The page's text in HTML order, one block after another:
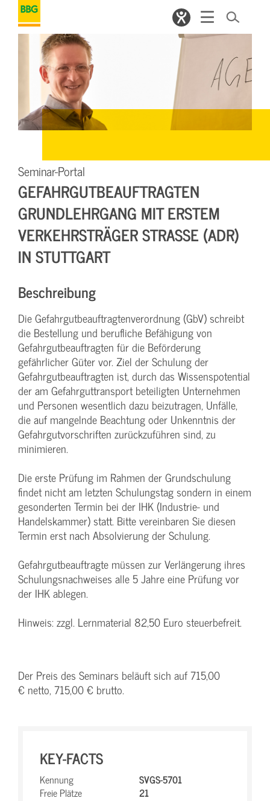
Seminar-Portal
GEFAHRGUTBEAUFTRAGTEN
GRUNDLEHRGANG MIT ERSTEM
VERKEHRSTRÄGER STRASSE (ADR) I
N STUTTGART
Beschreibung
Die Gefahrgutbeauftragtenverordnung (GbV) schreibt
die Bestellung und berufliche Befähigung von
Gefahrgutbeauftragten für die Beförderung
gefährlicher Güter vor. Ziel der Schulung der
Gefahrgutbeauftragten ist, durch das Wissenspotential
der am Gefahrguttransport beteiligten Unternehmen
und Personen wesentlich dazu beizutragen, Unfälle,
die auf mangelnde Beachtung oder Unkenntnis der
Gefahrgutvorschriften zurückzuführen sind, zu
minimieren.
Die erste Prüfung im Rahmen der Grundschulung
findet nicht am letzten Schulungstag sondern in einem
gesonderten Termin bei der IHK (Industrie- und
Handelskammer) statt. Bitte vereinbaren Sie diesen
Termin erst nach Absolvierung der Schulung.
Gefahrgutbeauftragte müssen zur Verlängerung ihres
Schulungsnachweises alle 5 Jahre eine Prüfung vor
der IHK ablegen.
Hinweis: zzgl. Lernmaterial 82,50 Euro steuerbefreit.
Der Preis des Seminars beläuft sich auf 715,00
€ netto, 715,00 € brutto.
KEY-FACTS
Kennung
SVGS-5701
Freie Plätze
21